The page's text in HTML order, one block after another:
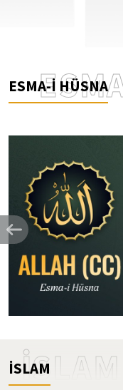
ESMA-İ HÜSNA
İSLAM
İSLAM